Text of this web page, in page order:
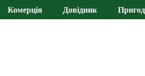
Комерція Довідник